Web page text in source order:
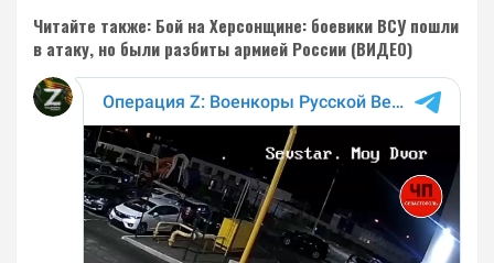
Читайте также: Бой на Херсонщине: боевики ВСУ пошли
в атаку, но были разбиты армией России (ВИДЕО)